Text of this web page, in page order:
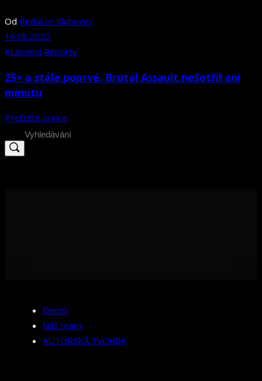
Od Redakce Klubovny
16.08.2022
Klubovna Reporty
25× a stále poprvé. Brutal Assault nešetřil ani
minutu
Přečtěte si více
Search
for:
Domů
Náš team
AUTORSKÁ TVORBA